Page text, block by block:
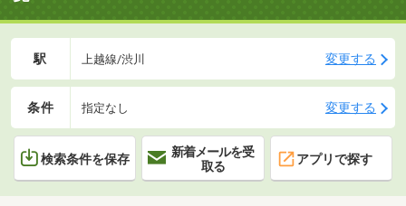
駅 上越線/渋川 変更する
条件 指定なし 変更する
検索条件を保存
新着メールを受
取る
アプリで探す